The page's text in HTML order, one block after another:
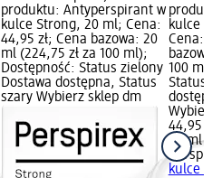
produktu: Antyperspirant w
kulce Strong, 20 ml; Cena:
44,95 zł; Cena bazowa: 20
ml (224,75 zł za 100 ml);
Dostępność: Status zielony
Dostawa dostępna, Status
szary Wybierz sklep dm
kulce
Cena:
bazowa:
100 ml);
Status
Wybierz
44,95 zł
20 ml
kulce